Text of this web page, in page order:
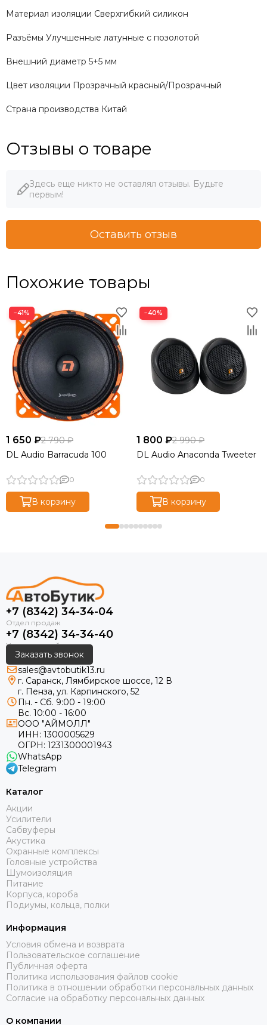
Материал изоляции Сверхгибкий силикон
Разъёмы Улучшенные латунные с позолотой
Внешний диаметр 5+5 мм
Цвет изоляции Прозрачный красный/Прозрачный
Страна производства Китай
Отзывы о товаре
Здесь еще никто не оставлял отзывы. Будьте
первым!
Оставить отзыв
Похожие товары
−41%
1 650 ₽2 790 ₽
DL Audio Barracuda 100
0
В корзину
−40%
1 800 ₽2 990 ₽
DL Audio Anaconda Tweeter
0
В корзину
+7 (8342) 34-34-04
+7 (8342) 34-34-40
Заказать звонок
sales@avtobutik13.ru
г. Саранск, Лямбирское шоссе, 12 В
г. Пенза, ул. Карпинского, 52
Пн. - Сб. 9:00 - 19:00
Вс. 10:00 - 16:00
ООО "АЙМОЛЛ"
ИНН: 1300005629
ОГРН: 1231300001943
WhatsApp
Telegram
Каталог
Акции
Усилители
Сабвуферы
Акустика
Охранные комплексы
Головные устройства
Шумоизоляция
Питание
Корпуса, короба
Подиумы, кольца, полки
Информация
Условия обмена и возврата
Пользовательское соглашение
Публичная оферта
Политика использования файлов cookie
Политика в отношении обработки персональных данных
Согласие на обработку персональных данных
О компании